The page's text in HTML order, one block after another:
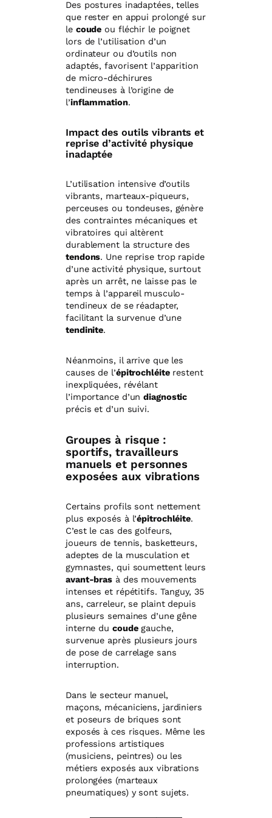
Des postures inadaptées, telles
que rester en appui prolongé sur
le coude ou fléchir le poignet
lors de l’utilisation d’un
ordinateur ou d’outils non
adaptés, favorisent l’apparition
de micro-déchirures
tendineuses à l’origine de
l’inflammation.
Impact des outils vibrants et
reprise d’activité physique
inadaptée
L’utilisation intensive d’outils
vibrants, marteaux-piqueurs,
perceuses ou tondeuses, génère
des contraintes mécaniques et
vibratoires qui altèrent
durablement la structure des
tendons. Une reprise trop rapide
d’une activité physique, surtout
après un arrêt, ne laisse pas le
temps à l’appareil musculo-
tendineux de se réadapter,
facilitant la survenue d’une
tendinite.
Néanmoins, il arrive que les
causes de l’épitrochléiterestent
inexpliquées, révélant
l’importance d’undiagnostic
précis et d’un suivi.
Groupes à risque :
sportifs, travailleurs
manuels et personnes
exposées aux vibrations
Certains profils sont nettement
plus exposés à l’épitrochléite.
C’est le cas des golfeurs,
joueurs de tennis, basketteurs,
adeptes de la musculation et
gymnastes, qui soumettent leurs
avant-bras à des mouvements
intenses et répétitifs. Tanguy, 35
ans, carreleur, se plaint depuis
plusieurs semaines d’une gêne
interne du coudegauche,
survenue après plusieurs jours
de pose de carrelage sans
interruption.
Dans le secteur manuel,
maçons, mécaniciens, jardiniers
et poseurs de briques sont
exposés à ces risques. Même les
professions artistiques
(musiciens, peintres) ou les
métiers exposés aux vibrations
prolongées (marteaux
pneumatiques) y sont sujets.